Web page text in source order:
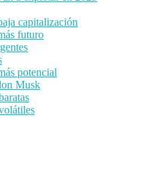
capitalización
futuro
potencial
Musk